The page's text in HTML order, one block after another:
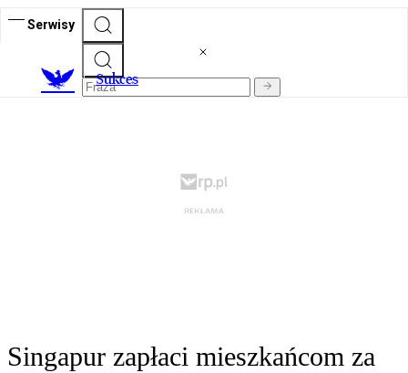
Serwisy
Sukces
Singapur zapłaci mieszkańcom za